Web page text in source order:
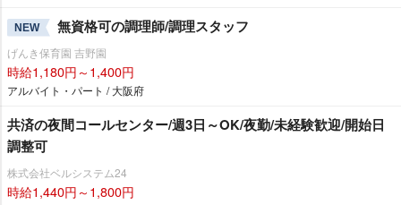
NEW 無資格可の調理師/調理スタッフ
げんき保育園 吉野園
時給1,180円～1,400円
アルバイト・パート / 大阪府
共済の夜間コールセンター/週3日～OK/夜勤/未経験歓迎/開始日
調整可
株式会社ベルシステム24
時給1,440円～1,800円